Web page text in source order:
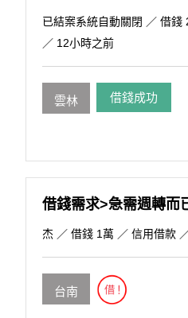
已結案系統自動關閉 ／ 借錢
／ 12小時之前
雲林 借錢成功
借錢需求>急需週轉而
杰 ／ 借錢 1萬 ／ 信用借款
台南